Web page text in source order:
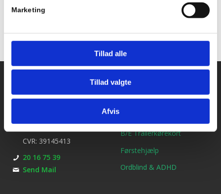
Marketing
Tillad alle
Tillad valgte
Afvis
Kirkebjerg Køreskole
2600 Glostrup
CVR: 39145413
20 16 75 39
Send Mail
Ydelser
Bil kørekort
B/E Trailerkørekort
Førstehjælp
Ordblind & ADHD